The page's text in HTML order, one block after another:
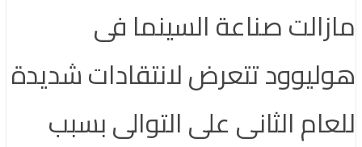
مازالت صناعة السينما فى
هوليوود تتعرض لانتقادات شديدة
للعام الثانى على التوالى بسبب